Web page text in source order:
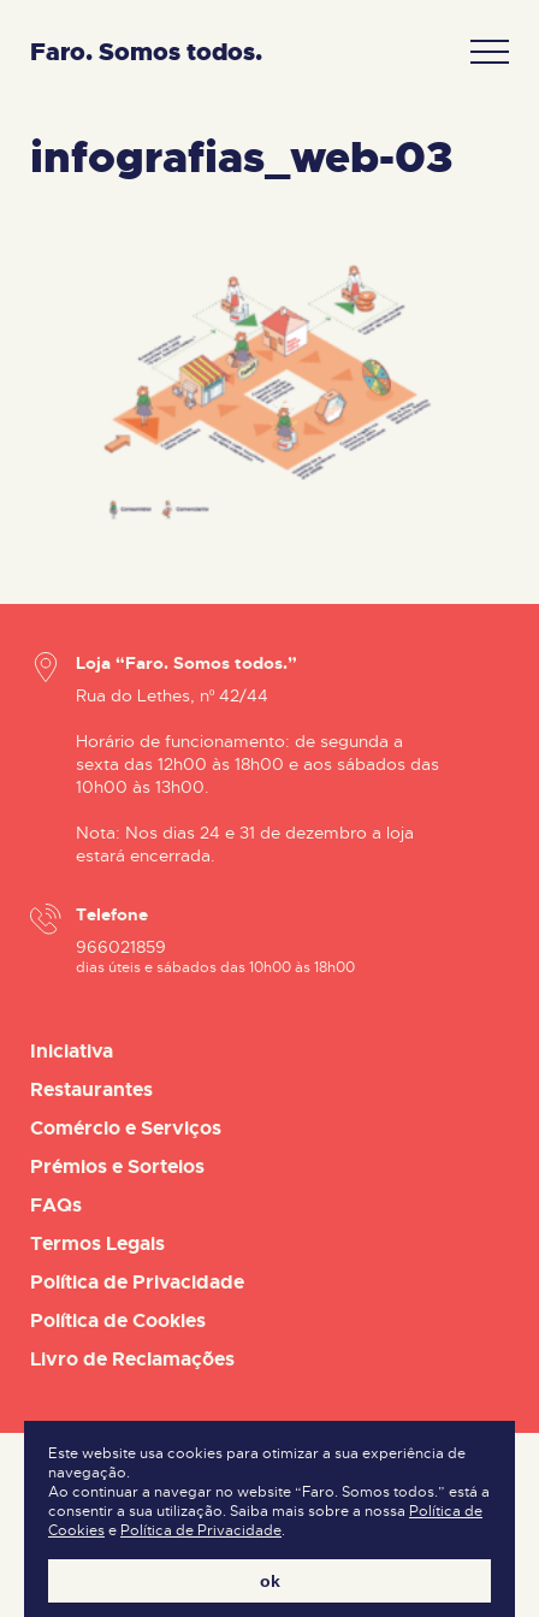
Este website usa cookies para otimizar a sua experiência de
navegação.
Ao continuar a navegar no website “Faro. Somos todos.” está a
consentir a sua utilização. Saiba mais sobre a nossa Política de
Cookies e Política de Privacidade.
ok
Faro. Somos todos.
infografias_web-03
Loja “Faro. Somos todos.”
Rua do Lethes, nº 42/44
Horário de funcionamento: de segunda a
sexta das 12h00 às 18h00 e aos sábados das
10h00 às 13h00.
Nota: Nos dias 24 e 31 de dezembro a loja
estará encerrada.
Telefone
966021859
dias úteis e sábados das 10h00 às 18h00
Iniciativa
Restaurantes
Comércio e Serviços
Prémios e Sorteios
FAQs
Termos Legais
Política de Privacidade
Política de Cookies
Livro de Reclamações